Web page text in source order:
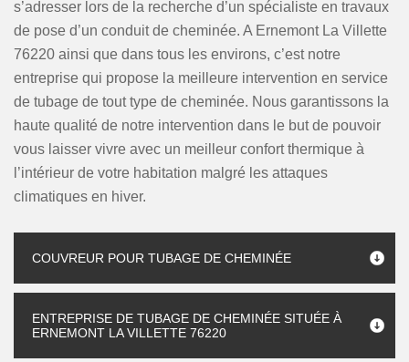
s’adresser lors de la recherche d’un spécialiste en travaux
de pose d’un conduit de cheminée. A Ernemont La Villette
76220 ainsi que dans tous les environs, c’est notre
entreprise qui propose la meilleure intervention en service
de tubage de tout type de cheminée. Nous garantissons la
haute qualité de notre intervention dans le but de pouvoir
vous laisser vivre avec un meilleur confort thermique à
l’intérieur de votre habitation malgré les attaques
climatiques en hiver.
COUVREUR POUR TUBAGE DE CHEMINÉE
ENTREPRISE DE TUBAGE DE CHEMINÉE SITUÉE À
ERNEMONT LA VILLETTE 76220